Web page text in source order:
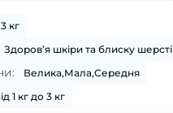
3 кг
Здоров’я шкіри та блиску шерсті
Велика,Мала,Середня
1 кг до 3 кг